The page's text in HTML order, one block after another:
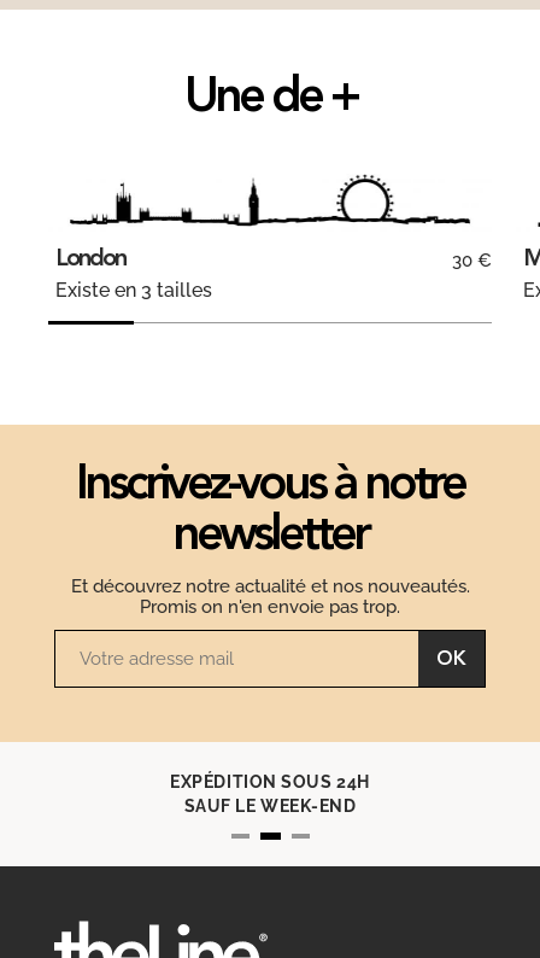
Une de +
London 30 €
Existe en 3 tailles
Inscrivez-vous à notre
newsletter
Et découvrez notre actualité et nos nouveautés.
Promis on n'en envoie pas trop.
OK
EXPÉDITION SOUS 24H
SAUF LE WEEK-END